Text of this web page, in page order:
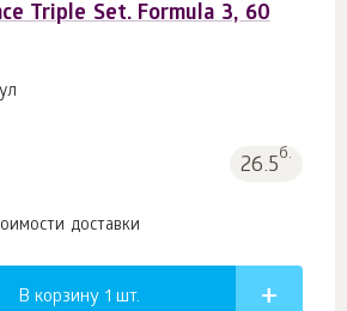
Triple Set. Formula 3, 60
26.5б.
доставки
В корзину 1 шт.